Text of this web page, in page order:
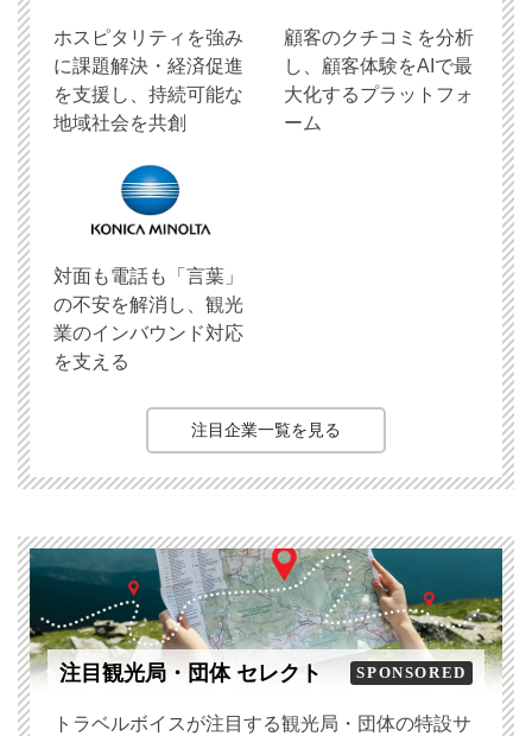
ホスピタリティを強み
に課題解決・経済促進
を支援し、持続可能な
地域社会を共創
顧客のクチコミを分析
し、顧客体験をAIで最
大化するプラットフォ
ーム
対面も電話も「言葉」
の不安を解消し、観光
業のインバウンド対応
を支える
注目企業一覧を見る
注目観光局・団体 セレクト SPONSORED
トラベルボイスが注目する観光局・団体の特設サ